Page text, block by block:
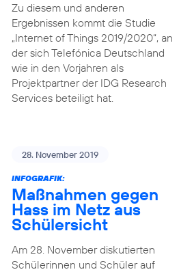
Zu diesem und anderen
Ergebnissen kommt die Studie
„Internet of Things 2019/2020“, an
der sich Telefónica Deutschland
wie in den Vorjahren als
Projektpartner der IDG Research
Services beteiligt hat.
28. November 2019
INFOGRAFIK:
Maßnahmen gegen
Hass im Netz aus
Schülersicht
Am 28. November diskutierten
Schülerinnen und Schüler auf